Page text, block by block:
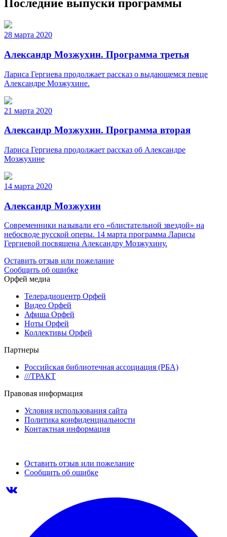
Последние выпуски программы
28 марта 2020
Александр Мозжухин. Программа третья
Лариса Гергиева продолжает рассказ о выдающемся певце
Александре Мозжухине.
21 марта 2020
Александр Мозжухин. Программа вторая
Лариса Гергиева продолжает рассказ об Александре
Мозжухине
14 марта 2020
Александр Мозжухин
Современники называли его «блистательной звездой» на
небосводе русской оперы. 14 марта программа Ларисы
Гергиевой посвящена Александру Мозжухину.
Оставить отзыв или пожелание
Сообщить об ошибке
Орфей медиа
Телерадиоцентр Орфей
Видео Орфей
Афиша Орфей
Ноты Орфей
Коллективы Орфей
Партнеры
Российская библиотечная ассоциация (РБА)
///ТРАКТ
Правовая информация
Условия использования сайта
Политика конфиденциальности
Контактная информация
Оставить отзыв или пожелание
Сообщить об ошибке